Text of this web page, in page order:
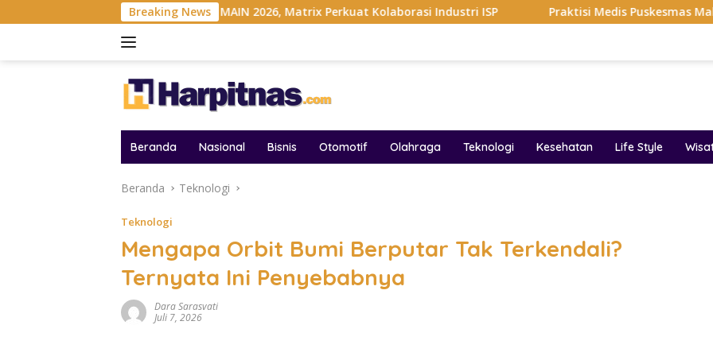
ke
Breaking News
Gelar MAIN 2026, Matrix Perkuat Kolaborasi Industri ISP Praktisi Medis Puskesmas Malang Ikut Ejek
Beranda Nasional Bisnis Otomotif Olahraga Teknologi Kesehatan Life Style
Beranda Teknologi
Teknologi
Mengapa Orbit Bumi Berputar Tak Terkendali?
Ternyata Ini Penyebabnya
Dara Sarasvati
Juli 7, 2026